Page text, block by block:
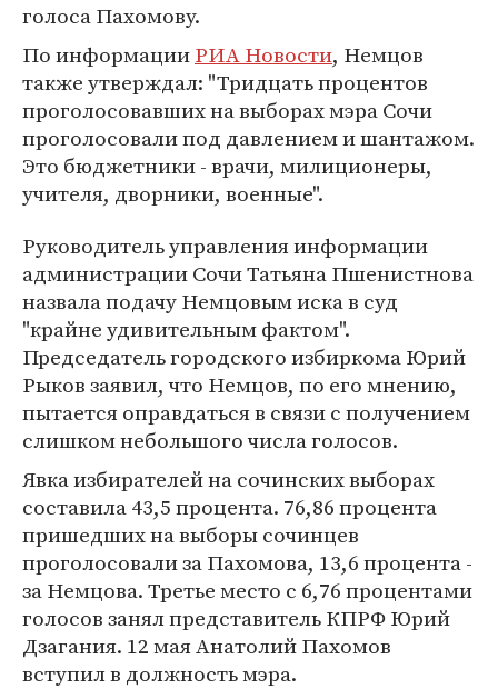
голоса Пахомову.
По информацииРИА Новости, Немцов
также утверждал: "Тридцать процентов
проголосовавших на выборах мэра Сочи
проголосовали под давлением и шантажом.
Это бюджетники - врачи, милиционеры,
учителя, дворники, военные".
Руководитель управления информации
администрации Сочи Татьяна Пшенистнова
назвала подачу Немцовым иска в суд
"крайне удивительным фактом".
Председатель городского избиркома Юрий
Рыков заявил, что Немцов, по его мнению,
пытается оправдаться в связи с получением
слишком небольшого числа голосов.
Явка избирателей на сочинских выборах
составила 43,5 процента. 76,86 процента
пришедших на выборы сочинцев
проголосовали за Пахомова, 13,6 процента -
за Немцова. Третье место с 6,76 процентами
голосов занял представитель КПРФ Юрий
Дзагания. 12 мая Анатолий Пахомов
вступил в должность мэра.